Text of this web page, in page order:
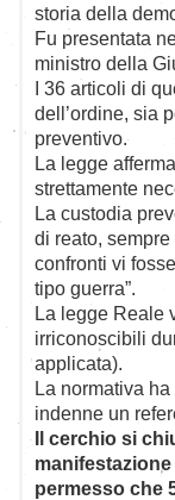
storia della
Fu presentata
ministro della
I 36 articoli di
dell’ordine, sia
preventivo.
La legge
strettamente
La custodia
di reato,
confronti vi
tipo guerra”.
La legge Reale
irriconoscibili
applicata).
La normativa
indenne un
Il cerchio si
permesso che